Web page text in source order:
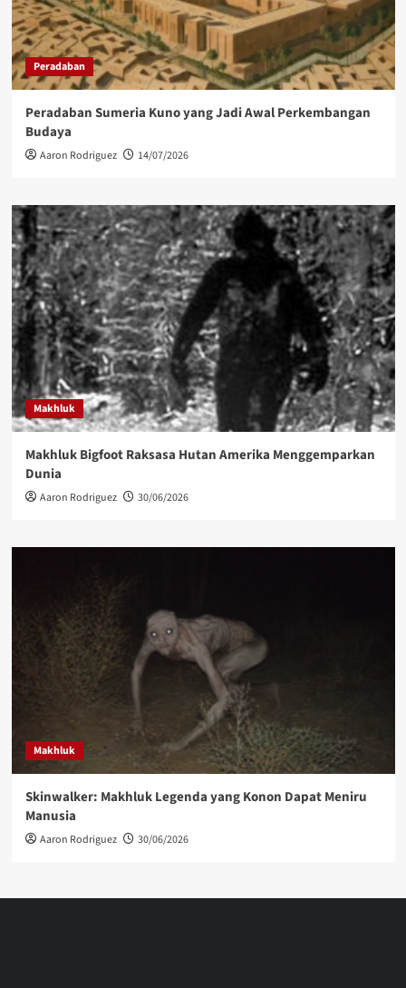
Peradaban
Peradaban Sumeria Kuno yang Jadi Awal Perkembangan
Budaya
Aaron Rodriguez 14/07/2026
Makhluk
Makhluk Bigfoot Raksasa Hutan Amerika Menggemparkan
Dunia
Aaron Rodriguez 30/06/2026
Makhluk
Skinwalker: Makhluk Legenda yang Konon Dapat Meniru
Manusia
Aaron Rodriguez 30/06/2026